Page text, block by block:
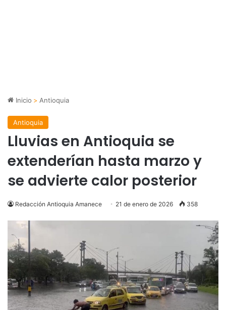
Inicio > Antioquia
Antioquia
Lluvias en Antioquia se
extenderían hasta marzo y
se advierte calor posterior
Redacción Antioquia Amanece 21 de enero de 2026 358